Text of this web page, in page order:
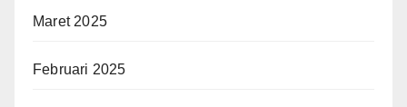
Maret 2025
Februari 2025